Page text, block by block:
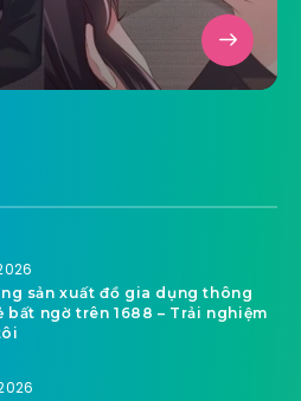
sản xuất đồ gia dụng thông
bất ngờ trên 1688 – Trải nghiệm